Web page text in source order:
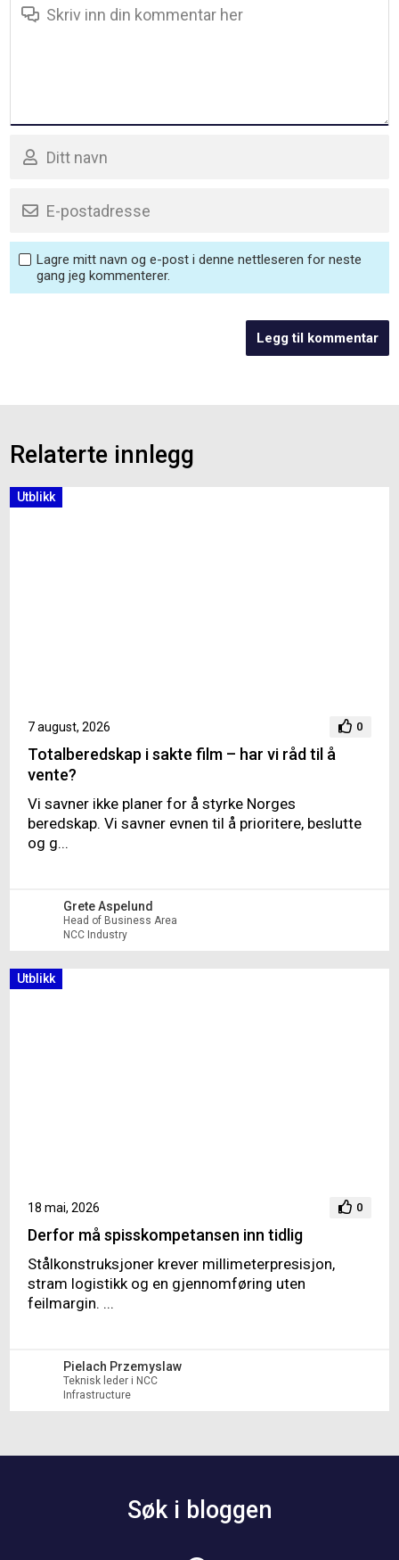
Lagre mitt navn og e-post i denne nettleseren for neste
gang jeg kommenterer.
Relaterte innlegg
Utblikk
7 august, 2026 0
Totalberedskap i sakte film – har vi råd til å
vente?
Vi savner ikke planer for å styrke Norges
beredskap. Vi savner evnen til å prioritere, beslutte
og g...
Grete Aspelund
Head of Business Area
NCC Industry
Utblikk
18 mai, 2026 0
Derfor må spisskompetansen inn tidlig
Stålkonstruksjoner krever millimeterpresisjon,
stram logistikk og en gjennomføring uten
feilmargin. ...
Pielach Przemyslaw
Teknisk leder i NCC
Infrastructure
Søk i bloggen